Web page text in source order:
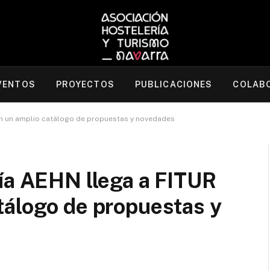
PROYECTOS PUBLICACIONES
un amplio catálogo de propuestas y novedades
AEHN llega a FITUR
de propuestas y